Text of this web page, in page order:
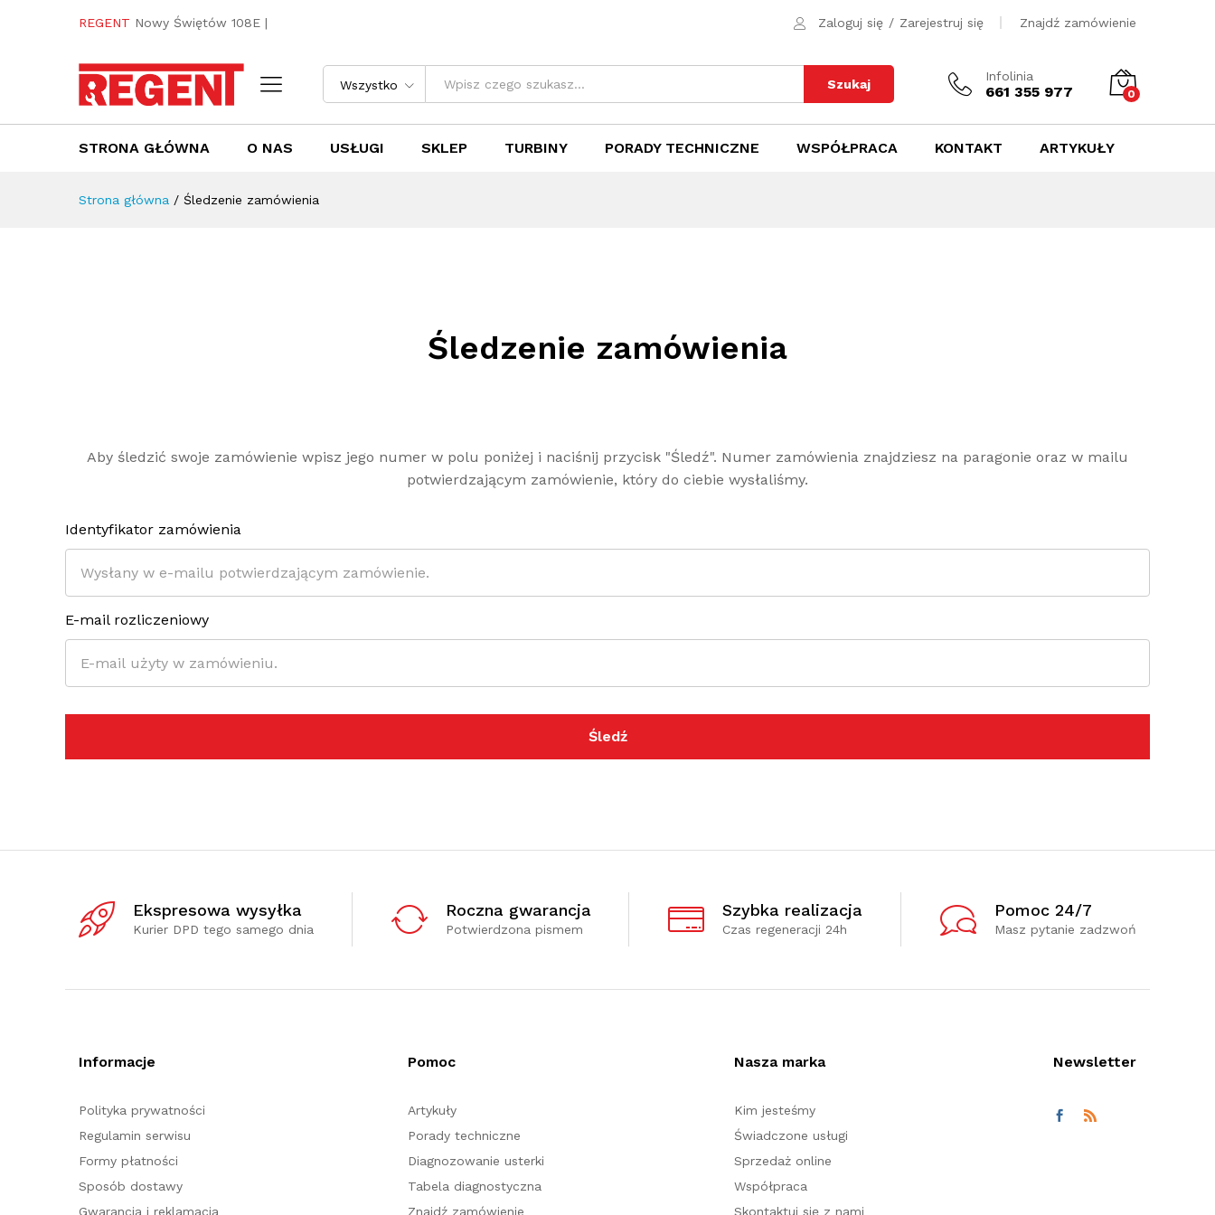
REGENT Nowy Świętów 108E | Zaloguj się / Zarejestruj się Znajdź zamówienie
Wszystko Szukaj
Infolinia
661 355 977 0
STRONA GŁÓWNA O NAS USŁUGI SKLEP TURBINY PORADY TECHNICZNE WSPÓŁPRACA KONTAKT ARTYKUŁY
Strona główna / Śledzenie zamówienia
Śledzenie zamówienia
Aby śledzić swoje zamówienie wpisz jego numer w polu poniżej i naciśnij przycisk "Śledź". Numer zamówienia znajdziesz na paragonie oraz w mailu
potwierdzającym zamówienie, który do ciebie wysłaliśmy.
Identyfikator zamówienia
E-mail rozliczeniowy
Śledź
Ekspresowa wysyłka
Kurier DPD tego samego dnia
Roczna gwarancja
Potwierdzona pismem
Szybka realizacja
Czas regeneracji 24h
Pomoc 24/7
Masz pytanie zadzwoń
Informacje
Polityka prywatności
Regulamin serwisu
Formy płatności
Sposób dostawy
Gwarancja i reklamacja
Pomoc
Artykuły
Porady techniczne
Diagnozowanie usterki
Tabela diagnostyczna
Znajdź zamówienie
Nasza marka
Kim jesteśmy
Świadczone usługi
Sprzedaż online
Współpraca
Skontaktuj się z nami
Newsletter